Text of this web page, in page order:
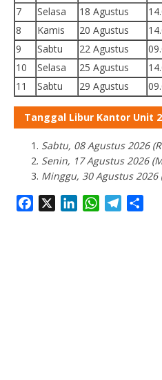
7
Selasa 18 Agustus
8
Kamis 20 Agustus
9
Sabtu 22 Agustus
10
Selasa 25 Agustus
11
Sabtu 29 Agustus
Tanggal Libur Kantor Unit 2
Sabtu, 08 Agustus 2026
Senin, 17 Agustus 2026
Minggu, 30 Agustus
Facebook LinkedInWhatsApp